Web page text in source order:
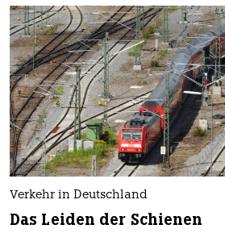
Verkehr in Deutschland
Das Leiden der Schienen